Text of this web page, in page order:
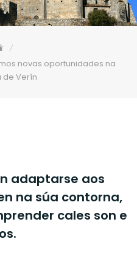
novas oportunidades na
Verín
adaptarse aos
na súa contorna,
cales son e